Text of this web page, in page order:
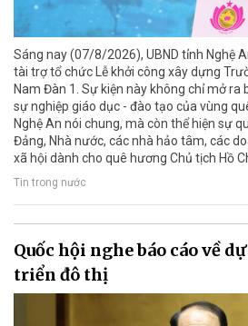
Sáng nay (07/8/2026), UBND tỉnh Nghệ
tài trợ tổ chức Lễ khởi công xây dựng
Nam Đàn 1. Sự kiện này không chỉ mở
sự nghiệp giáo dục - đào tạo của vùng
Nghệ An nói chung, mà còn thể hiện sự
Đảng, Nhà nước, các nhà hảo tâm, các
xã hội dành cho quê hương Chủ tịch Hồ
Tin trong nước
Quốc hội nghe báo cáo về
triển đô thị